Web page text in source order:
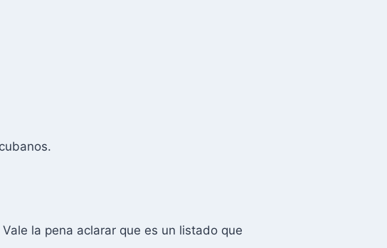
la pena aclarar que es un listado que